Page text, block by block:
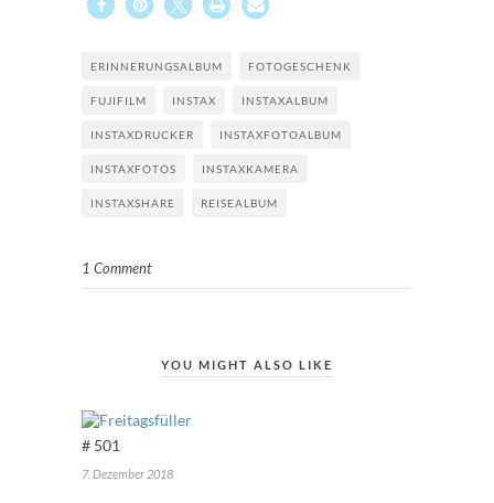
ERINNERUNGSALBUM FOTOGESCHENK
FUJIFILM INSTAX INSTAXALBUM
INSTAXDRUCKER INSTAXFOTOALBUM
INSTAXFOTOS INSTAXKAMERA
INSTAXSHARE REISEALBUM
1 Comment
YOU MIGHT ALSO LIKE
# 501
7. Dezember 2018